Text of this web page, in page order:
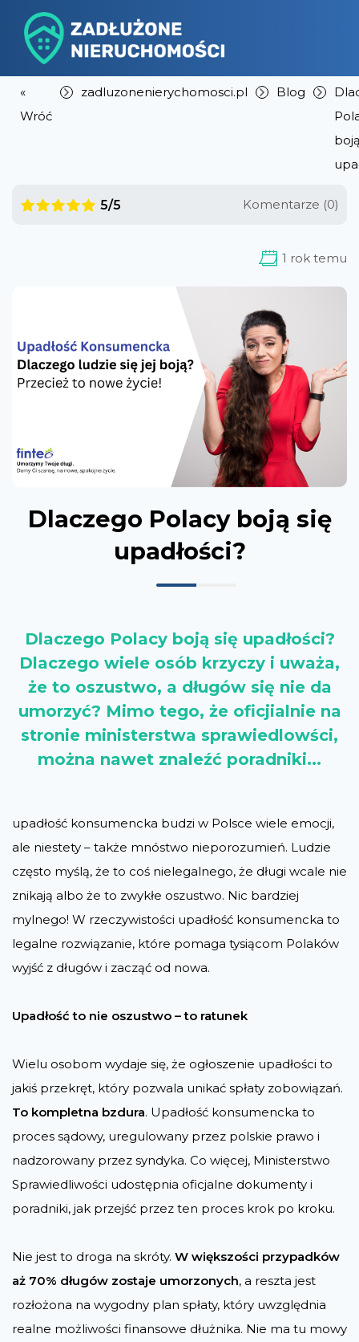
«
Wróć
zadluzonenierychomosci.pl Blog
5/5 Komentarze (0)
1 rok temu
Dlaczego Polacy boją się
upadłości?
Dlaczego Polacy boją się upadłości?
Dlaczego wiele osób krzyczy i uważa,
że to oszustwo, a długów się nie da
umorzyć? Mimo tego, że oficjialnie na
stronie ministerstwa sprawiedlowści,
można nawet znaleźć poradniki...
upadłość konsumencka budzi w Polsce wiele emocji,
ale niestety – także mnóstwo nieporozumień. Ludzie
często myślą, że to coś nielegalnego, że długi wcale nie
znikają albo że to zwykłe oszustwo. Nic bardziej
mylnego! W rzeczywistości upadłość konsumencka to
legalne rozwiązanie, które pomaga tysiącom Polaków
wyjść z długów i zacząć od nowa.
Upadłość to nie oszustwo – to ratunek
Wielu osobom wydaje się, że ogłoszenie upadłości to
jakiś przekręt, który pozwala unikać spłaty zobowiązań.
To kompletna bzdura. Upadłość konsumencka to
proces sądowy, uregulowany przez polskie prawo i
nadzorowany przez syndyka. Co więcej, Ministerstwo
Sprawiedliwości udostępnia oficjalne dokumenty i
poradniki, jak przejść przez ten proces krok po kroku.
Nie jest to droga na skróty. W większości przypadków
aż 70% długów zostaje umorzonych, a reszta jest
rozłożona na wygodny plan spłaty, który uwzględnia
realne możliwości finansowe dłużnika. Nie ma tu mowy